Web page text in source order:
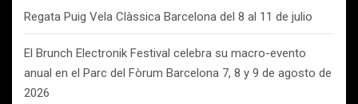
Regata Puig Vela Clàssica Barcelona del 8 al 11 de julio
El Brunch Electronik Festival celebra su macro-evento
anual en el Parc del Fòrum Barcelona 7, 8 y 9 de agosto de
2026